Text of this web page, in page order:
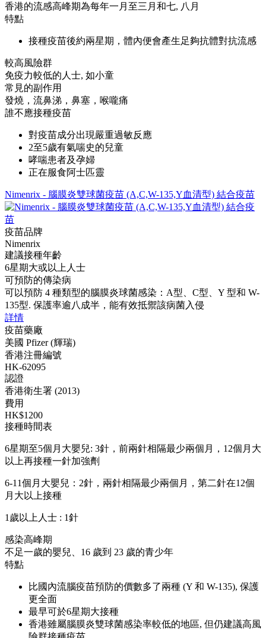
香港的流感高峰期為每年一月至三月和七, 八月
特點
接種疫苗後約兩星期，體內便會產生足夠抗體對抗流感
較高風險群
免疫力較低的人士, 如小童
常見的副作用
發燒，流鼻涕，鼻塞，喉嚨痛
誰不應接種疫苗
對疫苗成分出現嚴重過敏反應
2至5歲有氣喘史的兒童
哮喘患者及孕婦
正在服食阿士匹靈
Nimenrix - 腦膜炎雙球菌疫苗 (A,C,W-135,Y血清型) 結合疫苗
疫苗品牌
Nimenrix
建議接種年齡
6星期大或以上人士
可預防的傳染病
可以預防 4 種類型的腦膜炎球菌感染：A型、C型、Y 型和 W-
135型. 保護率逾八成半，能有效抵禦該病菌入侵
詳情
疫苗藥廠
美國 Pfizer (輝瑞)
香港注冊編號
HK-62095
認證
香港衛生署 (2013)
費用
HK$1200
接種時間表
6星期至5個月大嬰兒: 3針，前兩針相隔最少兩個月，12個月大
以上再接種一針加強劑
6-11個月大嬰兒：2針，兩針相隔最少兩個月，第二針在12個
月大以上接種
1歲以上人士 : 1針
感染高峰期
不足一歲的嬰兒、16 歲到 23 歲的青少年
特點
比國內流腦疫苗預防的價數多了兩種 (Y 和 W-135), 保護
更全面
最早可於6星期大接種
香港雖屬腦膜炎雙球菌感染率較低的地區, 但仍建議高風